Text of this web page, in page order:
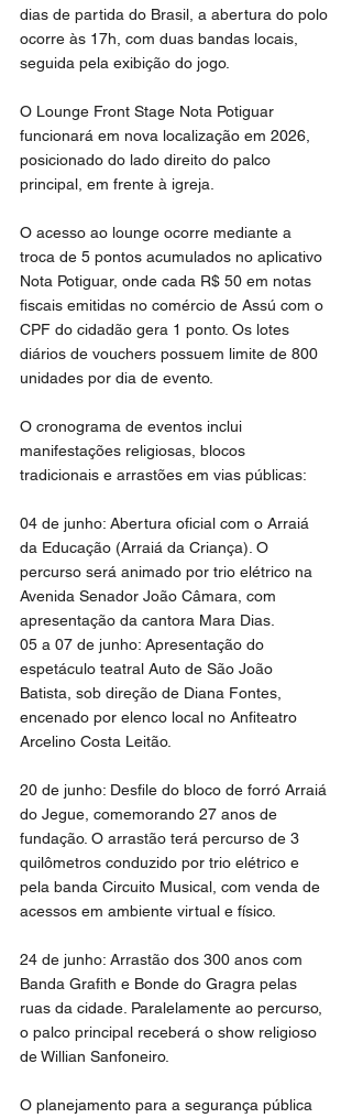
dias de partida do Brasil, a abertura do polo
ocorre às 17h, com duas bandas locais,
seguida pela exibição do jogo.
O Lounge Front Stage Nota Potiguar
funcionará em nova localização em 2026,
posicionado do lado direito do palco
principal, em frente à igreja.
O acesso ao lounge ocorre mediante a
troca de 5 pontos acumulados no aplicativo
Nota Potiguar, onde cada R$ 50 em notas
fiscais emitidas no comércio de Assú com o
CPF do cidadão gera 1 ponto. Os lotes
diários de vouchers possuem limite de 800
unidades por dia de evento.
O cronograma de eventos inclui
manifestações religiosas, blocos
tradicionais e arrastões em vias públicas:
04 de junho: Abertura oficial com o Arraiá
da Educação (Arraiá da Criança). O
percurso será animado por trio elétrico na
Avenida Senador João Câmara, com
apresentação da cantora Mara Dias.
05 a 07 de junho: Apresentação do
espetáculo teatral Auto de São João
Batista, sob direção de Diana Fontes,
encenado por elenco local no Anfiteatro
Arcelino Costa Leitão.
20 de junho: Desfile do bloco de forró Arraiá
do Jegue, comemorando 27 anos de
fundação. O arrastão terá percurso de 3
quilômetros conduzido por trio elétrico e
pela banda Circuito Musical, com venda de
acessos em ambiente virtual e físico.
24 de junho: Arrastão dos 300 anos com
Banda Grafith e Bonde do Gragra pelas
ruas da cidade. Paralelamente ao percurso,
o palco principal receberá o show religioso
de Willian Sanfoneiro.
O planejamento para a segurança pública